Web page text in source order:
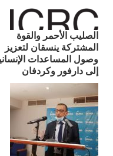
الصليب الأحمر والقوة
المشتركة ينسقان لتعزيز
وصول المساعدات
إلى دارفور وكردفان